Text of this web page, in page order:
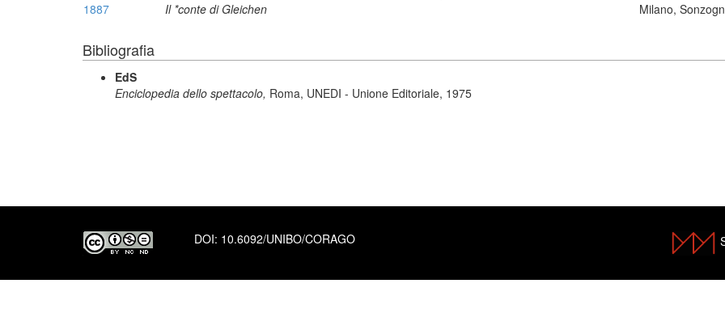
1887
Il *conte di Gleichen Milano,
Bibliografia
EdS
Enciclopedia dello spettacolo, Roma, UNEDI - Unione Editoriale, 1975
DOI: 10.6092/UNIBO/CORAGO